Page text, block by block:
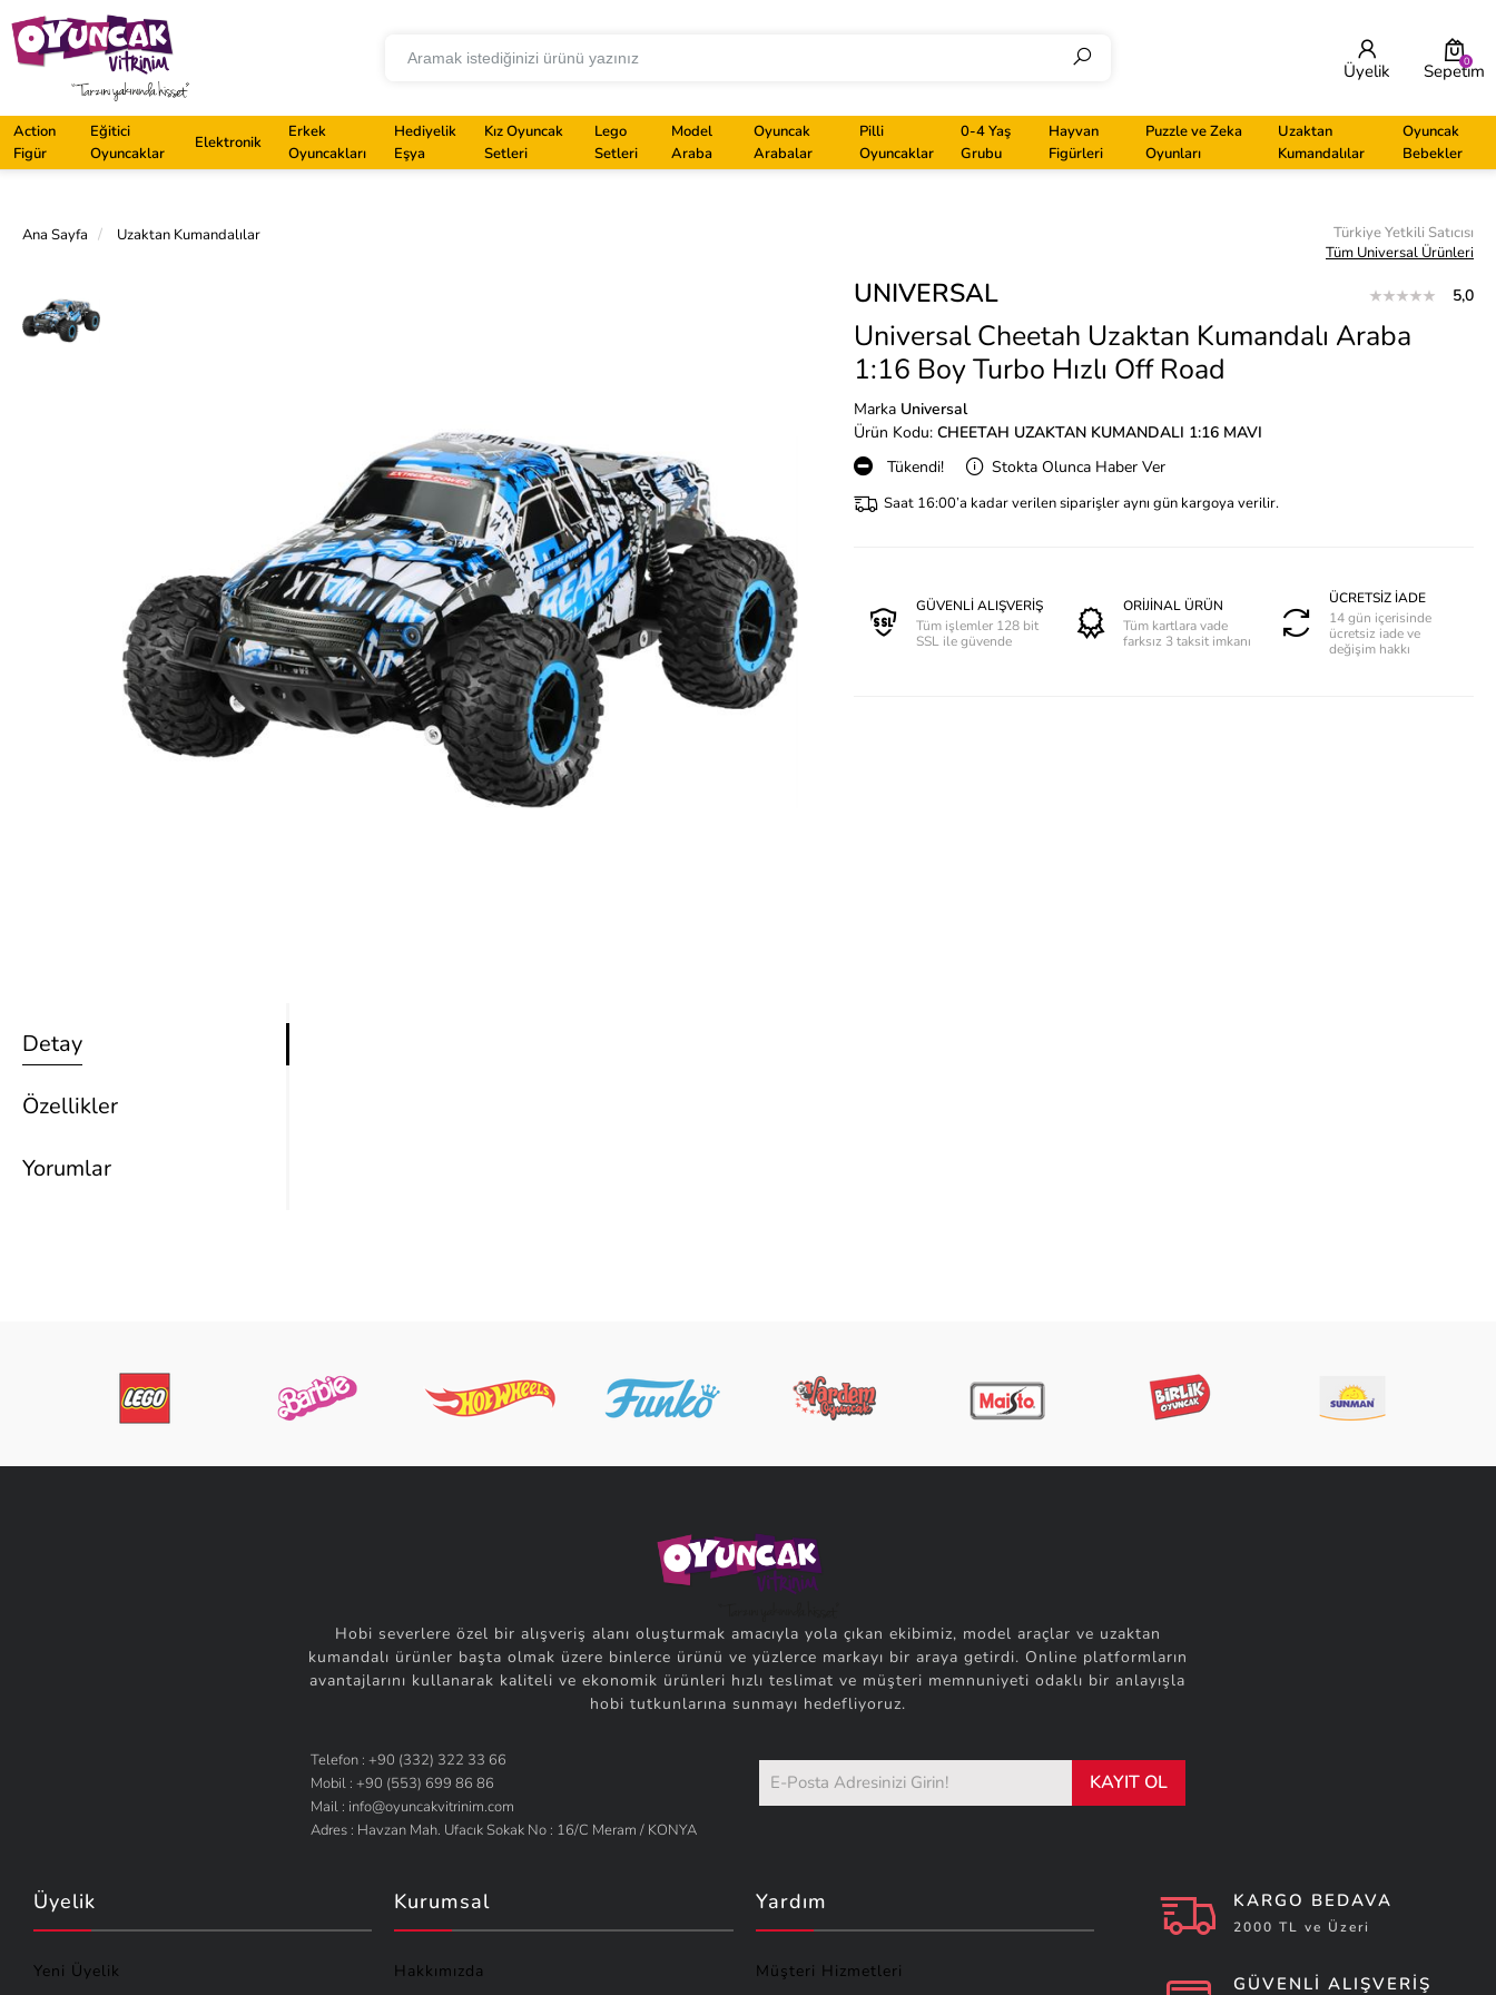
0
Sepetim
Üyelik
Action
Figür
Eğitici
Oyuncaklar
Elektronik
Erkek
Oyuncakları
Hediyelik
Eşya
Kız Oyuncak
Setleri
Lego
Setleri
Model
Araba
Oyuncak
Arabalar
Pilli
Oyuncaklar
0-4 Yaş
Grubu
Hayvan
Figürleri
Puzzle ve Zeka
Oyunları
Uzaktan
Kumandalılar
Oyuncak
Bebekler
Ana Sayfa Uzaktan Kumandalılar
Türkiye Yetkili Satıcısı
Tüm Universal Ürünleri
UNIVERSAL 5,0
Universal Cheetah Uzaktan Kumandalı Araba
1:16 Boy Turbo Hızlı Off Road
Marka Universal
Ürün Kodu:CHEETAH UZAKTAN KUMANDALI 1:16 MAVI
Tükendi!
Stokta Olunca Haber Ver
Saat 16:00’a kadar verilen siparişler aynı gün kargoya verilir.
GÜVENLİ ALIŞVERİŞ
Tüm işlemler 128 bit
SSL ile güvende
ORİJİNAL ÜRÜN
Tüm kartlara vade
farksız 3 taksit imkanı
ÜCRETSİZ İADE
14 gün içerisinde
ücretsiz iade ve
değişim hakkı
Detay
Özellikler
Yorumlar
Hobi severlere özel bir alışveriş alanı oluşturmak amacıyla yola çıkan ekibimiz, model araçlar ve uzaktan
kumandalı ürünler başta olmak üzere binlerce ürünü ve yüzlerce markayı bir araya getirdi. Online platformların
avantajlarını kullanarak kaliteli ve ekonomik ürünleri hızlı teslimat ve müşteri memnuniyeti odaklı bir anlayışla
hobi tutkunlarına sunmayı hedefliyoruz.
Telefon : +90 (332) 322 33 66
Mobil : +90 (553) 699 86 86
Mail : info@oyuncakvitrinim.com
Adres : Havzan Mah. Ufacık Sokak No : 16/C Meram / KONYA
KAYIT OL
Üyelik
Yeni Üyelik
Kurumsal
Hakkımızda
Yardım
Müşteri Hizmetleri
KARGO BEDAVA
2000 TL ve Üzeri
GÜVENLİ ALIŞVERİŞ